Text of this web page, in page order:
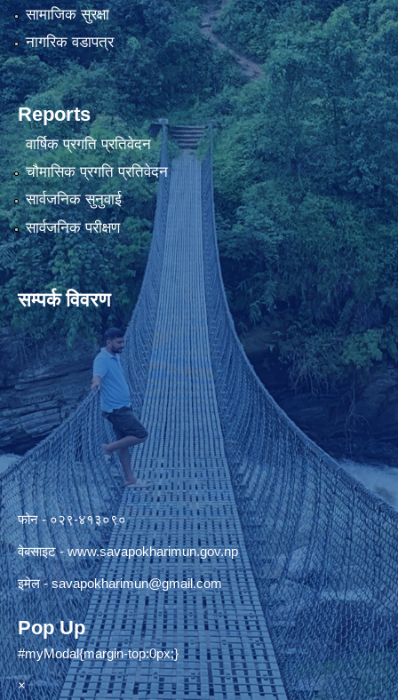
सामाजिक सुरक्षा
नागरिक वडापत्र
Reports
वार्षिक प्रगति प्रतिवेदन
चौमासिक प्रगति प्रतिवेदन
सार्वजनिक सुनुवाई
सार्वजनिक परीक्षण
सम्पर्क विवरण
फोन - ०२९-४१३०९०
वेबसाइट -www.savapokharimun.gov.np
इमेल -savapokharimun@gmail.com
Pop Up
#myModal{margin-top:0px;}
×